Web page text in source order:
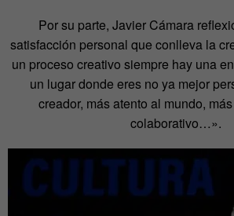
Por su parte, Javier Cámara
satisfacción personal que conlleva la
un proceso creativo siempre hay una
un lugar donde eres no ya mejor
creador, más atento al mundo,
colaborativo…».